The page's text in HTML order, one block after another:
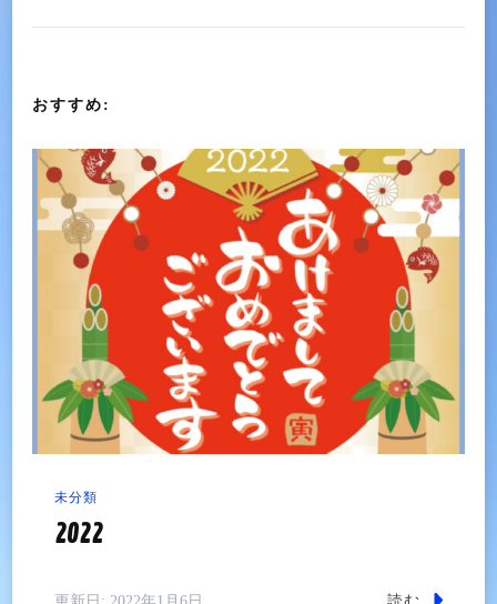
ー
ン
おすすめ:
未分類
2022